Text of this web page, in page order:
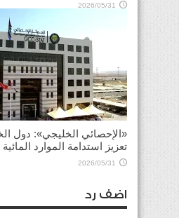
2026/05/31
«الإحصائي الخليجي»: دول
تعزيز استدامة الموارد المائية
2026/05/31
اضف رد